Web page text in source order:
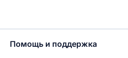
Помощь и поддержка